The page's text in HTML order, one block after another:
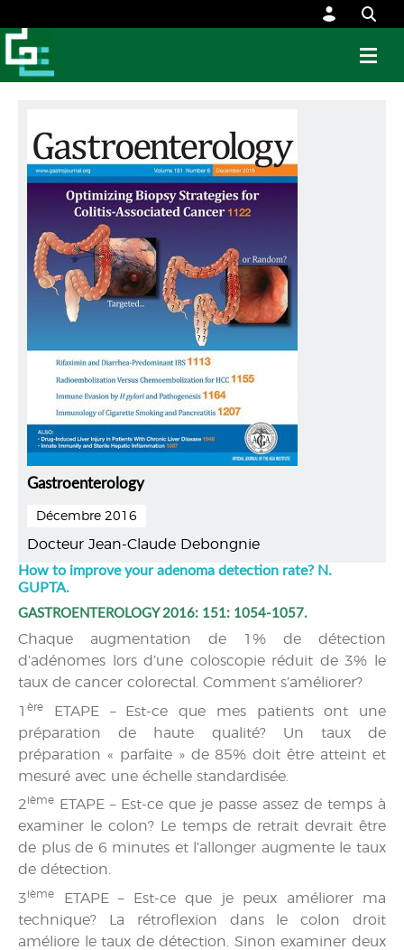
Gastroenterology
Décembre 2016
Docteur Jean-Claude Debongnie
How to improve your adenoma detection rate? N.
GUPTA.
GASTROENTEROLOGY 2016: 151: 1054-1057.
Chaque augmentation de 1% de détection
d’adénomes lors d’une coloscopie réduit de 3% le
taux de cancer colorectal. Comment s’améliorer?
1 ère
ETAPE – Est-ce que mes patients ont une
préparation de haute qualité? Un taux de
préparation « parfaite » de 85% doit être atteint et
mesuré avec une échelle standardisée.
2ième
ETAPE – Est-ce que je passe assez de temps à
examiner le colon? Le temps de retrait devrait être
de plus de 6 minutes et l’allonger augmente le taux
de détection.
3ième
ETAPE – Est-ce que je peux améliorer ma
technique? La rétroflexion dans le colon droit
améliore le taux de détection. Sinon examiner deux